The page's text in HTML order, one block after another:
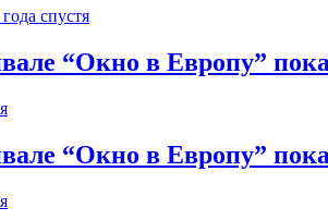
года спустя
“Окно в Европу”
“Окно в Европу”